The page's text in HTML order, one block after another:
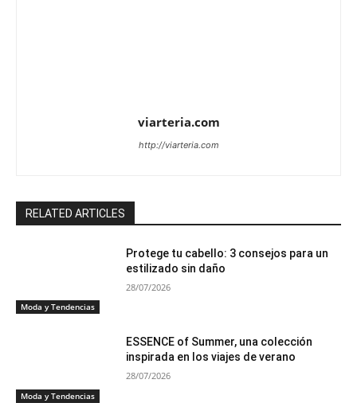
viarteria.com
http://viarteria.com
RELATED ARTICLES
Moda y Tendencias
Protege tu cabello: 3 consejos para un
estilizado sin daño
28/07/2026
Moda y Tendencias
ESSENCE of Summer, una colección
inspirada en los viajes de verano
28/07/2026